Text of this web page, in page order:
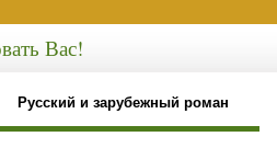
Вас!
Русский и зарубежный роман